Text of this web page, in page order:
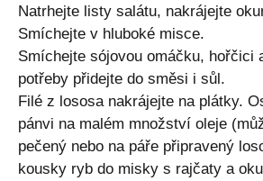
Natrhejte listy salátu, nakrájejte
Smíchejte v hluboké misce.
Smíchejte sójovou omáčku, hořčici
potřeby přidejte do směsi i sůl.
Filé z lososa nakrájejte na plátky.
pánvi na malém množství oleje
pečený nebo na páře připravený
kousky ryb do misky s rajčaty a